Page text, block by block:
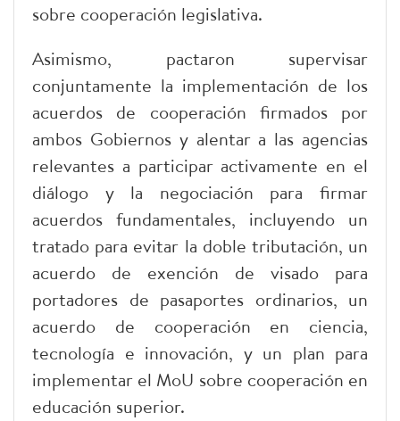
sobre cooperación legislativa.
Asimismo, pactaron supervisar
conjuntamente la implementación de los
acuerdos de cooperación firmados por
ambos Gobiernos y alentar a las agencias
relevantes a participar activamente en el
diálogo y la negociación para firmar
acuerdos fundamentales, incluyendo un
tratado para evitar la doble tributación, un
acuerdo de exención de visado para
portadores de pasaportes ordinarios, un
acuerdo de cooperación en ciencia,
tecnología e innovación, y un plan para
implementar el MoU sobre cooperación en
educación superior.